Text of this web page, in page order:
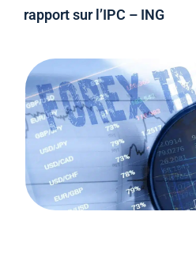
rapport sur l’IPC – ING